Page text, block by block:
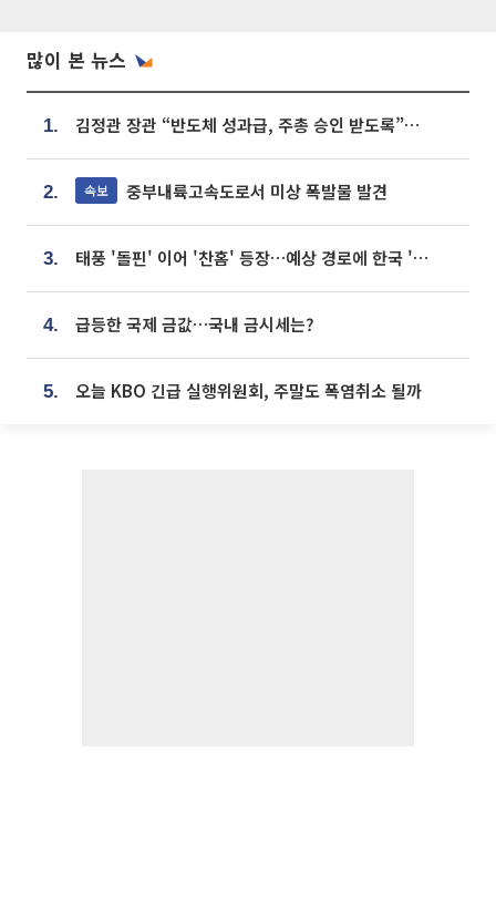
많이 본 뉴스
1. 김정관 장관 “반도체 성과급, 주총 승인 받도록”…상법·자본시장법 개정 시사
2. 속보 중부내륙고속도로서 미상 폭발물 발견
3. 태풍 '돌핀' 이어 '찬홈' 등장…예상 경로에 한국 '한숨'
4. 급등한 국제 금값…국내 금시세는?
5. 오늘 KBO 긴급 실행위원회, 주말도 폭염취소 될까